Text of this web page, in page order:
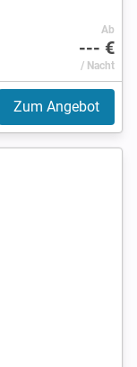
Ab
--- €
/ Nacht
Zum Angebot